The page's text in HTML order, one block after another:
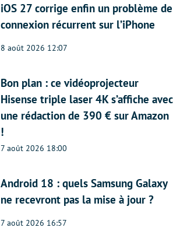
iOS 27 corrige enfin un problème de
connexion récurrent sur l’iPhone
8 août 2026 12:07
Bon plan : ce vidéoprojecteur
Hisense triple laser 4K s’affiche avec
une rédaction de 390 € sur Amazon
!
7 août 2026 18:00
Android 18 : quels Samsung Galaxy
ne recevront pas la mise à jour ?
7 août 2026 16:57